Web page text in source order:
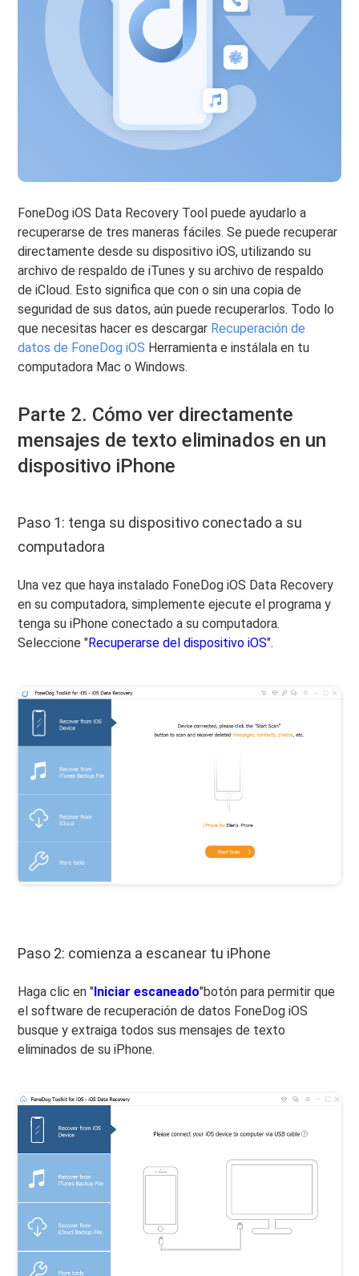
FoneDog iOS Data Recovery Tool puede ayudarlo a
recuperarse de tres maneras fáciles. Se puede recuperar
directamente desde su dispositivo iOS, utilizando su
archivo de respaldo de iTunes y su archivo de respaldo
de iCloud. Esto significa que con o sin una copia de
seguridad de sus datos, aún puede recuperarlos. Todo lo
que necesitas hacer es descargar Recuperación de
datos de FoneDog iOS Herramienta e instálala en tu
computadora Mac o Windows.
Parte 2. Cómo ver directamente
mensajes de texto eliminados en un
dispositivo iPhone
Paso 1: tenga su dispositivo conectado a su
computadora
Una vez que haya instalado FoneDog iOS Data Recovery
en su computadora, simplemente ejecute el programa y
tenga su iPhone conectado a su computadora.
Seleccione "Recuperarse del dispositivo iOS".
Paso 2: comienza a escanear tu iPhone
Haga clic en " Iniciar escaneado"botón para permitir que
el software de recuperación de datos FoneDog iOS
busque y extraiga todos sus mensajes de texto
eliminados de su iPhone.